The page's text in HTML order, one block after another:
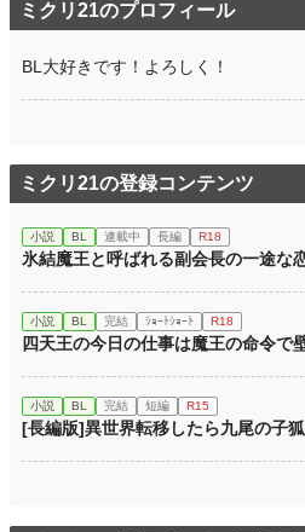
ミクリ21のプロフィール
BL大好きです！よろしく！
ミクリ21の登録コンテンツ
小説 BL 連載中 長編 R18
氷結魔王と呼ばれる副会長の一途な
小説 BL 完結 ｼｮｰﾄｼｮｰﾄ R18
四天王の今日の仕事は魔王の命令で
小説 BL 完結 短編 R15
[長編版]異世界転移したら九尾の子